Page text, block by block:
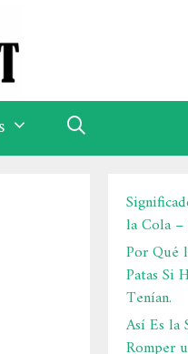
la Cola
Por Qué
Patas Si
Tenían.
Así Es la
Romper